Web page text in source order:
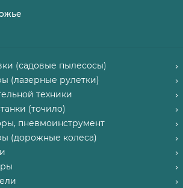
(садовые пылесосы)
(лазерные рулетки)
техники
(точило)
пневмоинструмент
(дорожные колеса)